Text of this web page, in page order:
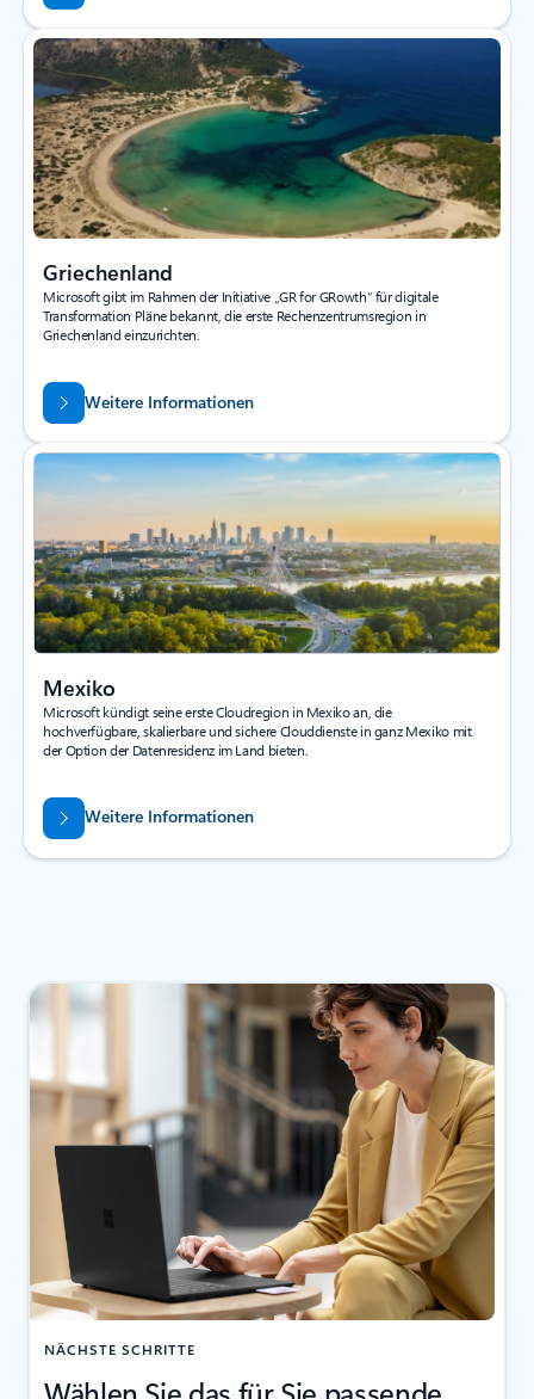
Griechenland
Microsoft gibt im Rahmen der Initiative „GR for GRowth“ für digitale
Transformation Pläne bekannt, die erste Rechenzentrumsregion in
Griechenland einzurichten.
Weitere Informationen
Mexiko
Microsoft kündigt seine erste Cloudregion in Mexiko an, die
hochverfügbare, skalierbare und sichere Clouddienste in ganz Mexiko mit
der Option der Datenresidenz im Land bieten.
Weitere Informationen
NÄCHSTE SCHRITTE